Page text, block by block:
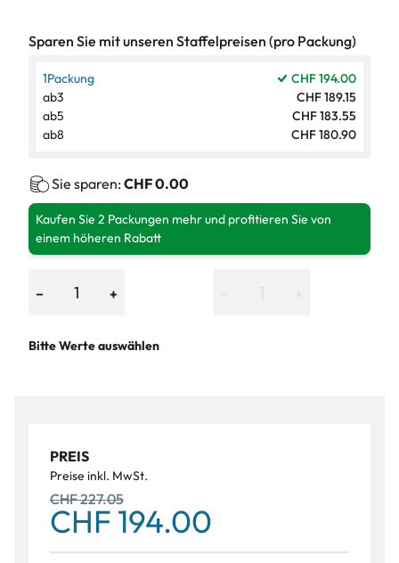
Sparen Sie mit unseren Staffelpreisen (pro Packung)
1Packung
CHF 194.00
ab3
CHF 189.15
ab5
CHF 183.55
ab8 CHF 180.90
Sie sparen: CHF 0.00
Kaufen Sie 2 Packungen mehr und profitieren Sie von
einem höheren Rabatt
− +
Bitte Werte auswählen
PREIS
Preise inkl. MwSt.
CHF 227.05
CHF 194.00